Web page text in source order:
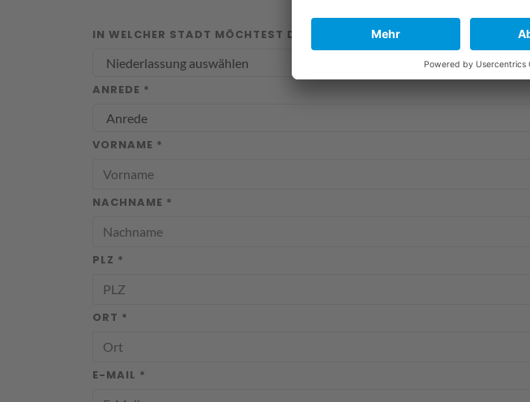
IN WELCHER STADT MÖCHTEST DU ARBEITEN? *
ANREDE *
VORNAME *
NACHNAME *
PLZ *
ORT *
E-MAIL *